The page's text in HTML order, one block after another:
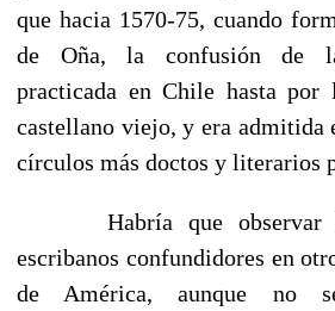
que hacia 1570-75, cuando
de Oña, la confusión de
practicada en Chile hasta por
castellano viejo, y era admitida
círculos más doctos y literarios
Habría que observar la
escribanos confun­didores en
de América, aunque no